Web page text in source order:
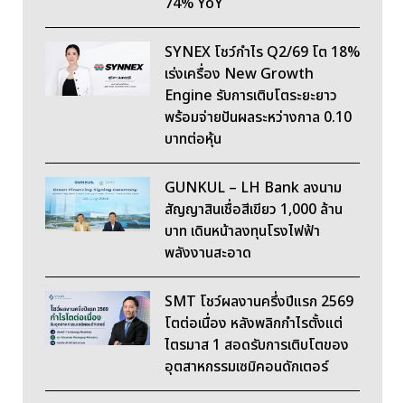
SYNEX โชว์กำไร Q2/69 โต 18%
เร่งเครื่อง New Growth
Engine รับการเติบโตระยะยาว
พร้อมจ่ายปันผลระหว่างกาล 0.10
บาทต่อหุ้น
GUNKUL – LH Bank ลงนาม
สัญญาสินเชื่อสีเขียว 1,000 ล้าน
บาท เดินหน้าลงทุนโรงไฟฟ้า
พลังงานสะอาด
SMT โชว์ผลงานครึ่งปีแรก 2569
โตต่อเนื่อง หลังพลิกกำไรตั้งแต่
ไตรมาส 1 สอดรับการเติบโตของ
อุตสาหกรรมเซมิคอนดักเตอร์